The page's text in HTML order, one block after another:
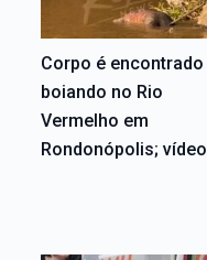
Corpo é encontrado
boiando no Rio
Vermelho em
Rondonópolis; vídeo